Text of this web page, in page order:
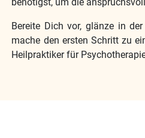
Bereite Dich vor, glänze in
mache den ersten Schritt zu
Heilpraktiker für